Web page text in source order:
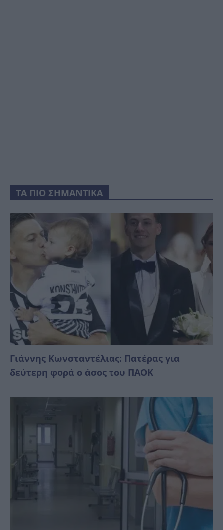
ΤΑ ΠΙΟ ΣΗΜΑΝΤΙΚΑ
Γιάννης Κωνσταντέλιας: Πατέρας για
δεύτερη φορά ο άσος του ΠΑΟΚ